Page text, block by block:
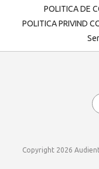
POLITICA DE
POLITICA PRIVIND
Copyright 2026